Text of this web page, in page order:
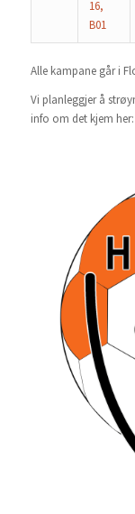
16,
B01
Alle kampane går i
Vi planleggjer å
info om det kjem her: